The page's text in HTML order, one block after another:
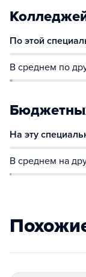
По этой
В среднем по
На эту
В среднем на